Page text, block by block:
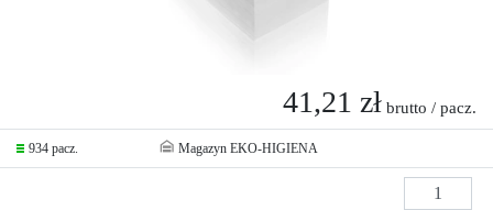
41,21 zł brutto / pacz.
934 pacz. Magazyn EKO-HIGIENA